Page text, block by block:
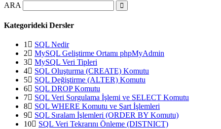
ARA
Kategorideki Dersler
1
SQL Nedir
2
MySQL Geliştirme Ortamı phpMyAdmin
3
MySQL Veri Tipleri
4
SQL Oluşturma (CREATE) Komutu
5
SQL Değiştirme (ALTER) Komutu
6
SQL DROP Komutu
7
SQL Veri Sorgulama İşlemi ve SELECT Komutu
8
SQL WHERE Komutu ve Şart İşlemleri
9
SQL Sıralam İşlemleri (ORDER BY Komutu)
10
SQL Veri Tekrarını Önleme (DISTNICT)